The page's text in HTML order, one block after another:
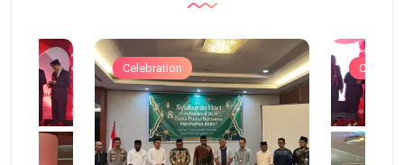
Celebration